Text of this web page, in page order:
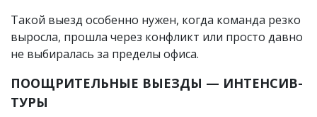
Такой выезд особенно нужен, когда команда резко
выросла, прошла через конфликт или просто давно
не выбиралась за пределы офиса.
ПООЩРИТЕЛЬНЫЕ ВЫЕЗДЫ — ИНТЕНСИВ-
ТУРЫ